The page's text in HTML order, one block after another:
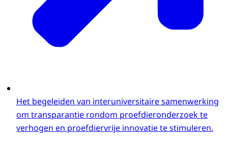
Het begeleiden van interuniversitaire samenwerking
om transparantie rondom proefdieronderzoek te
verhogen en proefdiervrije innovatie te stimuleren.